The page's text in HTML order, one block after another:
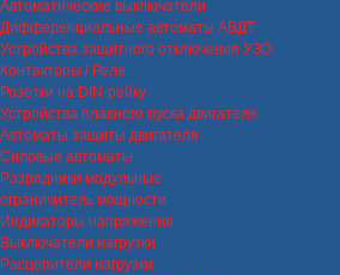
Автоматические выключатели
Дифференциальные автоматы АВДТ
Устройства защитного отключения УЗО
Контакторы / Реле
Розетки на DIN-рейку
Устройства плавного пуска двигателя
Автоматы защиты двигателя
Силовые автоматы
Разрядники модульные
ограничитель мощности
Индикаторы напряжения
Выключатели нагрузки
Расцепители нагрузки